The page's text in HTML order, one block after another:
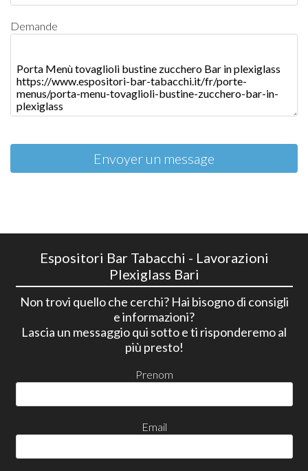
Demande
Envoyer un message
Espositori Bar Tabacchi - Lavorazioni
Plexiglass Bari
Non trovi quello che cerchi? Hai bisogno di consigli
e informazioni?
Lascia un messaggio qui sotto e ti risponderemo al
più presto!
Prenom
Email